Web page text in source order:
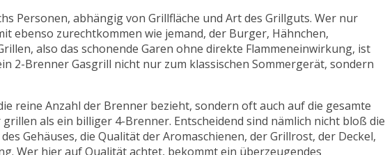
Personen, abhängig von Grillfläche und Art des Grillguts. Wer nur
ebenso zurechtkommen wie jemand, der Burger, Hähnchen,
also das schonende Garen ohne direkte Flammeneinwirkung, ist
2-Brenner Gasgrill nicht nur zum klassischen Sommergerät, sondern
reine Anzahl der Brenner bezieht, sondern oft auch auf die gesamte
als ein billiger 4-Brenner. Entscheidend sind nämlich nicht bloß die
Gehäuses, die Qualität der Aromaschienen, der Grillrost, der Deckel,
Wer hier auf Qualität achtet, bekommt ein überzeugendes